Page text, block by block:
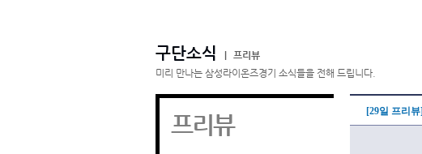
구단소식
프리뷰
미리 만나는 삼성라이온즈경기 소식들을 전해 드립니다.
프리뷰 [29일 프리